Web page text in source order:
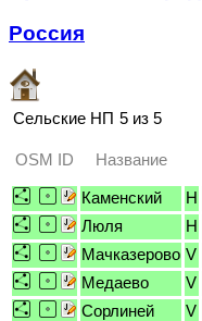
Россия
Сельские НП 5 из 5
OSM ID Название
Каменский
H
Люля
H
Мачказерово V
Медаево
V
Сорлиней
V